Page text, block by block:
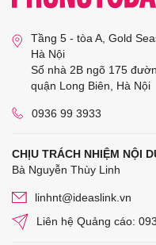
Tầng 5 - tòa A, Gold
Hà Nội
Số nhà 2B ngõ 175
quận Long Biên, Hà Nội
0936 99 3933
CHỊU TRÁCH NHIỆM NỘI
Bà Nguyễn Thùy Linh
linhnt@ideaslink.vn
Liên hệ Quảng cáo: